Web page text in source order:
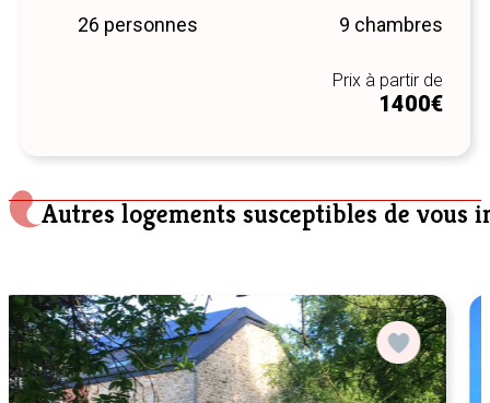
26 personnes 9 chambres
Prix à partir de
1400€
Autres logements susceptibles de vous
Réservation instantanée